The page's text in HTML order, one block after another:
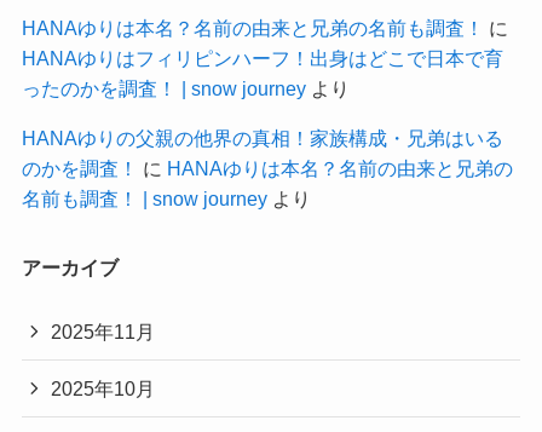
HANAゆりは本名？名前の由来と兄弟の名前も調査！
に
HANAゆりはフィリピンハーフ！出身はどこで日本で育
ったのかを調査！ | snow journeyより
HANAゆりの父親の他界の真相！家族構成・兄弟はいる
のかを調査！
に HANAゆりは本名？名前の由来と兄弟の
名前も調査！ | snow journeyより
アーカイブ
2025年11月
2025年10月